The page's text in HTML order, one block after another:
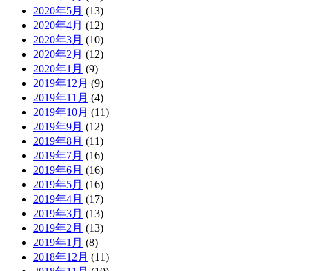
2020年5月 (13)
2020年4月 (12)
2020年3月 (10)
2020年2月 (12)
2020年1月 (9)
2019年12月 (9)
2019年11月 (4)
2019年10月 (11)
2019年9月 (12)
2019年8月 (11)
2019年7月 (16)
2019年6月 (16)
2019年5月 (16)
2019年4月 (17)
2019年3月 (13)
2019年2月 (13)
2019年1月 (8)
2018年12月 (11)